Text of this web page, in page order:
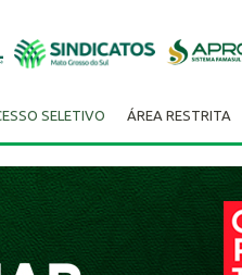
SELETIVO
ÁREA RESTRITA